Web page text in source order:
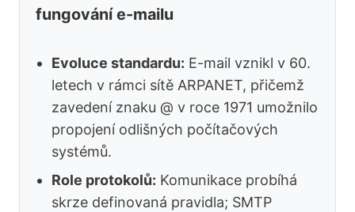
fungování e-mailu
Evoluce standardu: E-mail vznikl v 60.
letech v rámci sítě ARPANET, přičemž
zavedení znaku @ v roce 1971 umožnilo
propojení odlišných počítačových
systémů.
Role protokolů: Komunikace probíhá
skrze definovaná pravidla; SMTP